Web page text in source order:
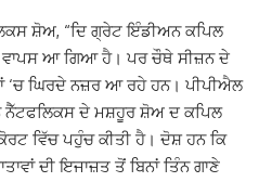
ਸ਼ੋਅ, “ਦਿ ਗ੍ਰੇਟ ਇੰਡੀਅਨ ਕਪਿਲ
ਆ ਗਿਆ ਹੈ। ਪਰ ਚੌਥੇ ਸੀਜ਼ਨ ਦੇ
‘ਚ ਘਿਰਦੇ ਨਜ਼ਰ ਆ ਰਹੇ ਹਨ। ਪੀਪੀਐਲ
ਨੈੱਟਫਲਿਕਸ ਦੇ ਮਸ਼ਹੂਰ ਸ਼ੋਅ ਦ ਕਪਿਲ
ਵਿੱਚ ਪਹੁੰਚ ਕੀਤੀ ਹੈ। ਦੋਸ਼ ਹਨ ਕਿ
ਦੀ ਇਜਾਜ਼ਤ ਤੋਂ ਬਿਨਾਂ ਤਿੰਨ ਗਾਣੇ